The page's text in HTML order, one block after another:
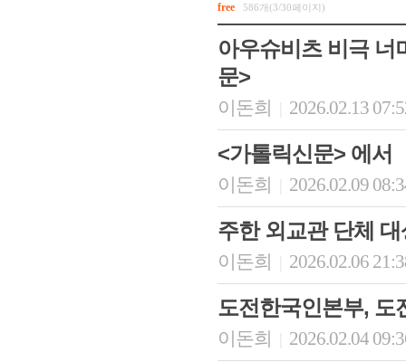
free 586개(3/30페이지)
아우슈비츠 비극 너
문>
이돈희 2026.02.13
<가톨릭신문> 에서
이돈희 2026.02.09
주한 외교관 단체
이돈희 2026.02.06
도전한국인본부, 도
이돈희 2026.02.04